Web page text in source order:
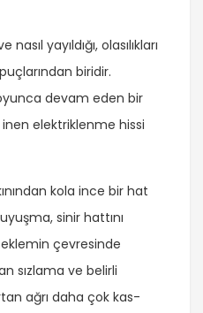
yayıldığı, olasılıkları
biridir.
devam eden bir
elektriklenme hissi
kola ince bir hat
sinir hattını
eklemin çevresinde
sızlama ve belirli
ağrı daha çok kas-